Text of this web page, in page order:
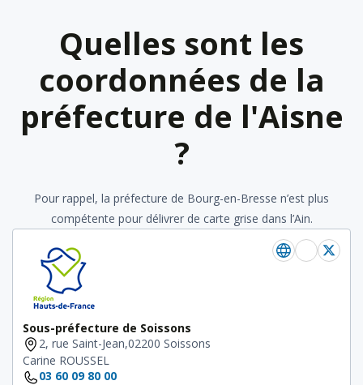
Quelles sont les
coordonnées de la
préfecture de l'Aisne
?
Pour rappel, la préfecture de Bourg-en-Bresse n’est plus
compétente pour délivrer de carte grise dans l’Ain.
Sous-préfecture de Soissons
2, rue Saint-Jean,02200 Soissons
Carine ROUSSEL
03 60 09 80 00